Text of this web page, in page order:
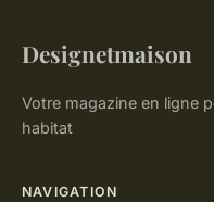
Designetmaison
Votre magazine en ligne
habitat
NAVIGATION